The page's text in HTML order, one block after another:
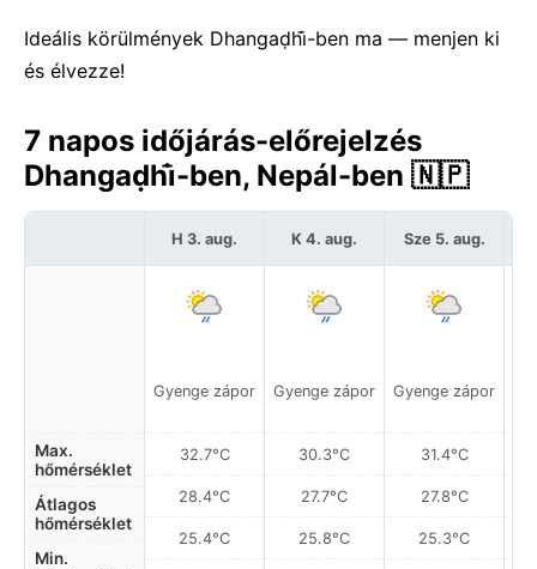
Ideális körülmények Dhangaḍhi̇̄-ben ma — menjen ki
és élvezze!
7 napos időjárás-előrejelzés
Dhangaḍhi̇̄-ben, Nepál-ben 🇳🇵
Max.
hőmérséklet
Átlagos
hőmérséklet
Min.
H 3. aug.
Gyenge zápor
32.7°C
28.4°C
25.4°C
K 4. aug.
Gyenge zápor
30.3°C
27.7°C
25.8°C
Sze 5. aug.
Gyenge zápor
31.4°C
27.8°C
25.3°C